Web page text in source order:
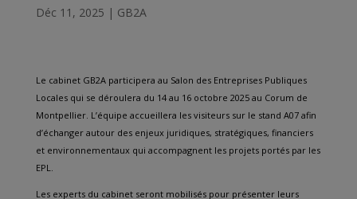
Déc 11, 2025 | GB2A
Le cabinet GB2A participera au Salon des Entreprises Publiques
Locales qui se déroulera du 14 au 16 octobre 2025 au Corum de
Montpellier. L’équipe accueillera les visiteurs sur le stand A07 afin
d’échanger autour des enjeux juridiques, stratégiques, financiers
et environnementaux qui accompagnent les projets portés par les
EPL.
Les experts du cabinet seront mobilisés pour présenter leurs